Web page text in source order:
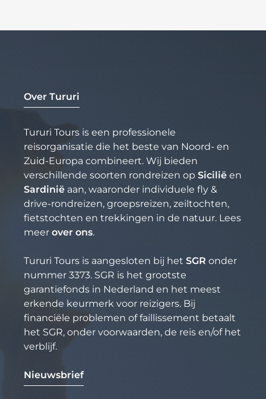
Over Tururi
Tururi Tours is een professionele
reisorganisatie die het beste van Noord- en
Zuid-Europa combineert. Wij bieden
verschillende soorten rondreizen op Sicilië en
Sardinië aan, waaronder individuele fly &
drive-rondreizen, groepsreizen, zeiltochten,
fietstochten en trekkingen in de natuur. Lees
meer over ons.
Tururi Tours is aangesloten bij het SGR onder
nummer 3373. SGR is het grootste
garantiefonds in Nederland en het meest
erkende keurmerk voor reizigers. Bij
financiële problemen of faillissement betaalt
het SGR, onder voorwaarden, de reis en/of het
verblijf.
Nieuwsbrief